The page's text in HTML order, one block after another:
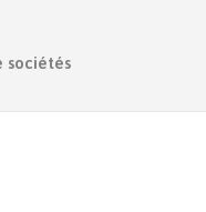
sociétés